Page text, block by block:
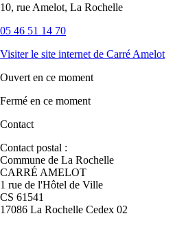
10, rue Amelot, La Rochelle
05 46 51 14 70
Visiter le site internet de Carré Amelot
Ouvert en ce moment
Fermé en ce moment
Contact
Contact postal :
Commune de La Rochelle
CARRÉ AMELOT
1 rue de l'Hôtel de Ville
CS 61541
17086 La Rochelle Cedex 02